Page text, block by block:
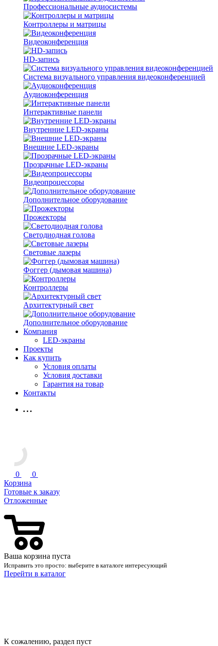
Профессиональные аудиосистемы
Контроллеры и матрицы
Видеоконференция
HD-запись
Система визуального управления видеоконференцией
Аудиоконференция
Интерактивные панели
Внутренние LED-экраны
Внешние LED-экраны
Прозрачные LED-экраны
Видеопроцессоры
Дополнительное оборудование
Прожекторы
Светодиодная голова
Световые лазеры
Фоггер (дымовая машина)
Контроллеры
Архитектурный свет
Дополнительное оборудование
Компания
LED-экраны
Проекты
Как купить
Условия оплаты
Условия доставки
Гарантия на товар
Контакты
0
0
Корзина
Готовые к заказу
Отложенные
Ваша корзина пуста
Исправить это просто: выберите в каталоге интересующий
Перейти в каталог
К сожалению, раздел пуст